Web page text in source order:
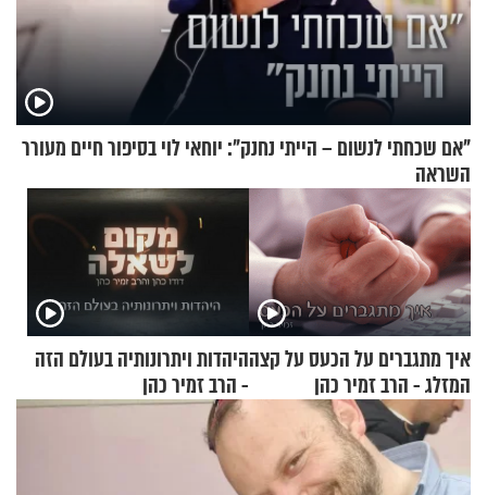
"אם שכחתי לנשום – הייתי נחנק": יוחאי לוי בסיפור חיים מעורר
השראה
איך מתגברים על הכעס על קצה
המזלג - הרב זמיר כהן
היהדות ויתרונותיה בעולם הזה
- הרב זמיר כהן